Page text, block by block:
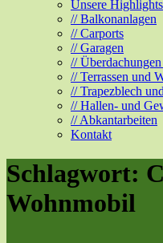
Unsere Highlights
// Balkonanlagen
// Carports
// Garagen
//
// Terrassen und
// Trapezblech
// Hallen- und
// Abkantarbeiten
Kontakt
Schlagwort:
Wohnmobil